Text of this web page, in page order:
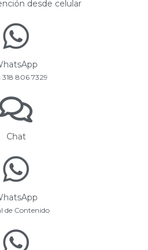
desde celular
318 806 7329
Chat
de Contenido